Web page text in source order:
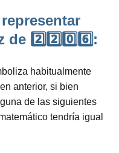
de 2️⃣2️⃣0️⃣6️⃣:
habitualmente
anterior, si bien
de las siguientes
tendría igual